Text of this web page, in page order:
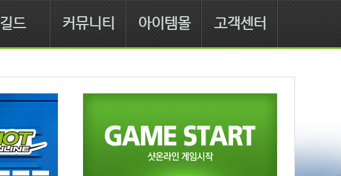
길드 커뮤니티 아이템몰 고객센터